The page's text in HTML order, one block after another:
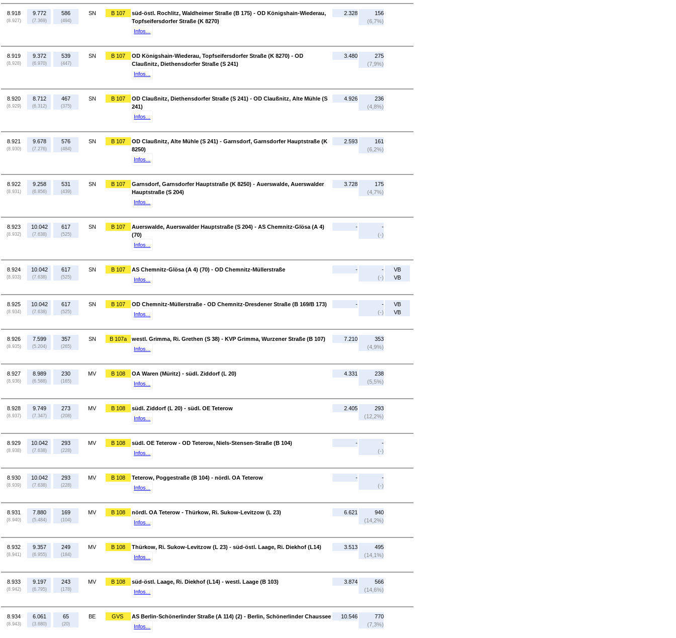
8.918
(8.927)
9.772
(7.369)
586
(494)
SN B 107
süd-östl. Rochlitz, Waldheimer Straße (B 175) - OD Königshain-Wiederau,
Topfseifersdorfer Straße (K 8270)
Infos...
2.328
156
(6,7%)
8.919
(8.928)
9.372
(6.970)
539
(447)
SN B 107
OD Königshain-Wiederau, Topfseifersdorfer Straße (K 8270) - OD
Claußnitz, Diethensdorfer Straße (S 241)
Infos...
3.480
275
(7,9%)
8.920
(8.929)
8.712
(6.312)
467
(375)
SN B 107
OD Claußnitz, Diethensdorfer Straße (S 241) - OD Claußnitz, Alte Mühle (S
241)
Infos...
4.926
236
(4,8%)
8.921
(8.930)
9.678
(7.276)
576
(484)
SN B 107
OD Claußnitz, Alte Mühle (S 241) - Garnsdorf, Garnsdorfer Hauptstraße (K
8250)
Infos...
2.593
161
(6,2%)
8.922
(8.931)
9.258
(6.856)
531
(439)
SN B 107
Garnsdorf, Garnsdorfer Hauptstraße (K 8250) - Auerswalde, Auerswalder
Hauptstraße (S 204)
Infos...
3.728
175
(4,7%)
8.923
(8.932)
10.042
(7.638)
617
(525)
SN B 107
Auerswalde, Auerswalder Hauptstraße (S 204) - AS Chemnitz-Glösa (A 4)
(70)
Infos...
-
-
(-)
8.924
(8.933)
10.042
(7.638)
617
(525)
SN B 107
AS Chemnitz-Glösa (A 4) (70) - OD Chemnitz-Müllerstraße
Infos...
-
-
(-)
VB
VB
8.925
(8.934)
10.042
(7.638)
617
(525)
SN B 107
OD Chemnitz-Müllerstraße - OD Chemnitz-Dresdener Straße (B 169/B 173)
Infos...
-
-
(-)
VB
VB
8.926
(8.935)
7.599
(5.204)
357
(265)
SN B 107a
westl. Grimma, Ri. Grethen (S 38) - KVP Grimma, Wurzener Straße (B 107)
Infos...
7.210
353
(4,9%)
8.927
(8.936)
8.989
(6.588)
230
(165)
MV B 108
OA Waren (Müritz) - südl. Ziddorf (L 20)
Infos...
4.331
238
(5,5%)
8.928
(8.937)
9.749
(7.347)
273
(208)
MV B 108
südl. Ziddorf (L 20) - südl. OE Teterow
Infos...
2.405
293
(12,2%)
8.929
(8.938)
10.042
(7.638)
293
(228)
MV B 108
südl. OE Teterow - OD Teterow, Niels-Stensen-Straße (B 104)
Infos...
-
-
(-)
8.930
(8.939)
10.042
(7.638)
293
(228)
MV B 108
Teterow, Poggestraße (B 104) - nördl. OA Teterow
Infos...
-
-
(-)
8.931
(8.940)
7.880
(5.484)
169
(104)
MV B 108
nördl. OA Teterow - Thürkow, Ri. Sukow-Levitzow (L 23)
Infos...
6.621
940
(14,2%)
8.932
(8.941)
9.357
(6.955)
249
(184)
MV B 108
Thürkow, Ri. Sukow-Levitzow (L 23) - süd-östl. Laage, Ri. Diekhof (L14)
Infos...
3.513
495
(14,1%)
8.933
(8.942)
9.197
(6.795)
243
(178)
MV B 108
süd-östl. Laage, Ri. Diekhof (L14) - westl. Laage (B 103)
Infos...
3.874
566
(14,6%)
8.934
(8.943)
6.061
(3.680)
65
(20)
BE GVS
AS Berlin-Schönerlinder Straße (A 114) (2) - Berlin, Schönerlinder Chaussee
Infos...
10.546
770
(7,3%)